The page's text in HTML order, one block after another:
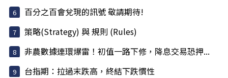
百分之百會兌現的訊號 敬請期待!
策略(Strategy) 與 規則 (Rules)
非農數據連環爆雷！初值一路下修，降息交易恐押...
台指期：拉過末跌高，終結下跌慣性